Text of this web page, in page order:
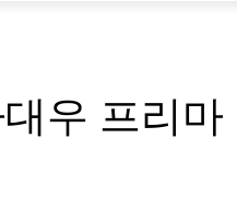
우 프리마